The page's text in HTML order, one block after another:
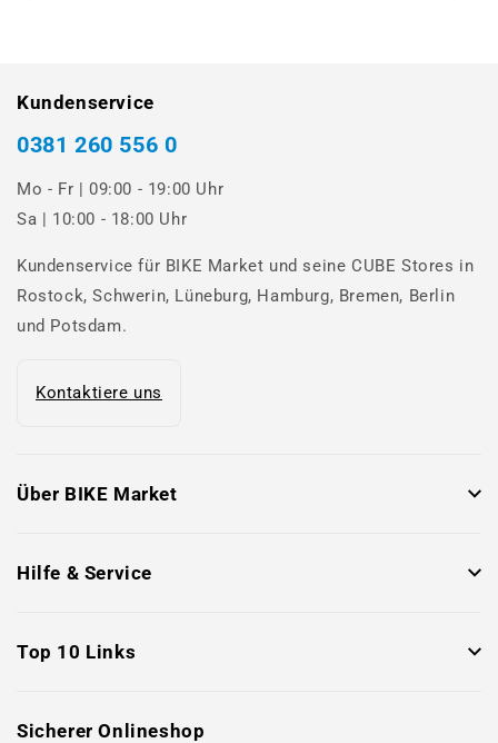
Kundenservice
0381 260 556 0
Mo - Fr | 09:00 - 19:00 Uhr
Sa | 10:00 - 18:00 Uhr
Kundenservice für BIKE Market und seine CUBE Stores in
Rostock, Schwerin, Lüneburg, Hamburg, Bremen, Berlin
und Potsdam.
Kontaktiere uns
Über BIKE Market
Hilfe & Service
Top 10 Links
Sicherer Onlineshop